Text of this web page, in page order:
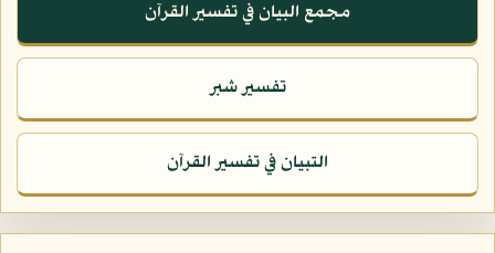
مجمع البيان في تفسير القرآن
تفسير شبر
التبيان في تفسير القرآن